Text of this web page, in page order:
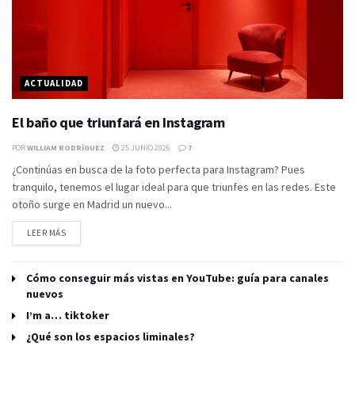
ACTUALIDAD
El baño que triunfará en Instagram
PORWILLIAM RODRÍGUEZ 25 JUNIO 2026 7
¿Continúas en busca de la foto perfecta para Instagram? Pues
tranquilo, tenemos el lugar ideal para que triunfes en las redes. Este
otoño surge en Madrid un nuevo...
LEER MÁS
Cómo conseguir más vistas en YouTube: guía para canales
nuevos
I’m a… tiktoker
¿Qué son los espacios liminales?